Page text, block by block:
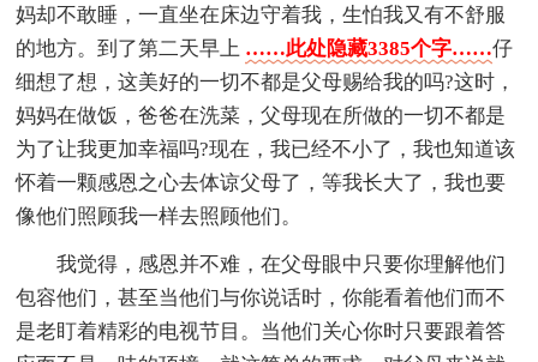
妈却不敢睡，一直坐在床边守着我，生怕我又有不舒服
的地方。到了第二天早上 ……此处隐藏3385个字……仔
细想了想，这美好的一切不都是父母赐给我的吗?这时，
妈妈在做饭，爸爸在洗菜，父母现在所做的一切不都是
为了让我更加幸福吗?现在，我已经不小了，我也知道该
怀着一颗感恩之心去体谅父母了，等我长大了，我也要
像他们照顾我一样去照顾他们。
我觉得，感恩并不难，在父母眼中只要你理解他们
包容他们，甚至当他们与你说话时，你能看着他们而不
是老盯着精彩的电视节目。当他们关心你时只要跟着答